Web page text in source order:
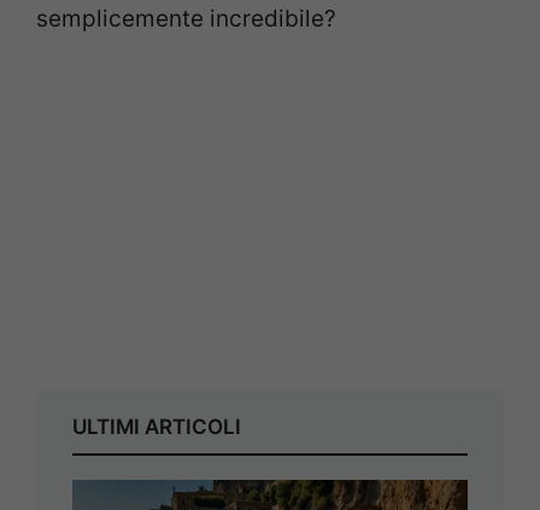
semplicemente incredibile?
ULTIMI ARTICOLI